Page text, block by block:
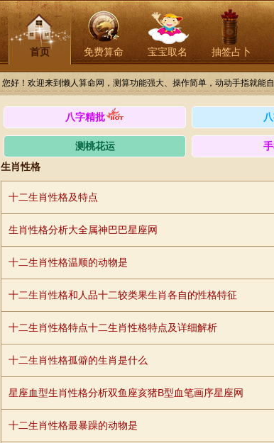
首页 免费算命 宝宝取名 抽签占卜
您好！欢迎来到懒人算命网，测算功能强大、操作简单，动动手指就能
八字精批
测桃花运
生肖性格
十二生肖性格及特点
生肖性格分析大全属神巴巴星座网
十二生肖性格温顺的动物是
十二生肖性格和人品十二较类果生肖各自的性格特征
十二生肖性格特点十二生肖性格特点及详细解析
十二生肖性格孤僻的生肖是什么
星座血型生肖性格分析双鱼座亥猪B型血笔画序星座网
十二生肖性格最暴躁的动物是